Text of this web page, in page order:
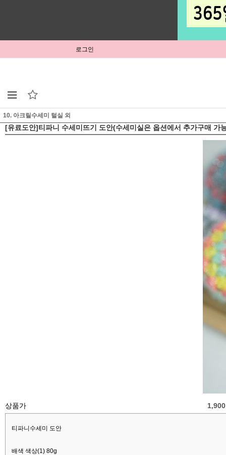
로그인
10. 아크릴수세미 털실 외
[유료도안]티파니 수세미뜨기 도안(수세미실은 옵션에서 추가구매
상품가
티파니수세미 도안
배색 색상(1) 80g